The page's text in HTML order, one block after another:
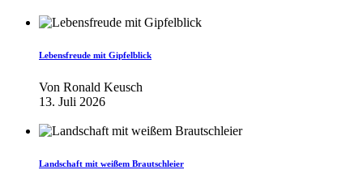
Lebensfreude mit Gipfelblick
Von Ronald Keusch
13. Juli 2026
Landschaft mit weißem Brautschleier